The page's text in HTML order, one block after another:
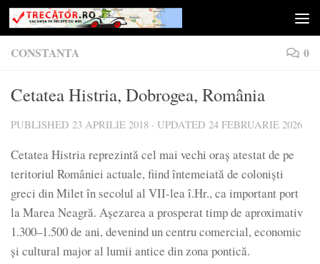
Skip to content
CONSTANTA 0
Cetatea Histria, Dobrogea, România
PUBLISHED 23 APRILIE 2018 · UPDATED 24 FEBRUARIE 2026
Cetatea Histria reprezintă cel mai vechi oraș atestat de pe
teritoriul României actuale, fiind întemeiată de coloniști
greci din Milet în secolul al VII-lea î.Hr., ca important port
la Marea Neagră. Așezarea a prosperat timp de aproximativ
1.300–1.500 de ani, devenind un centru comercial, economic
și cultural major al lumii antice din zona pontică.